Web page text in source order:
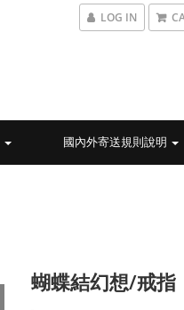
LOG IN
國內外寄送規則說明
蝴蝶結幻想/戒指